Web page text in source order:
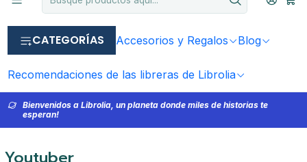
CATEGORÍAS Accesorios y Regalos Blog
Recomendaciones de las libreras de Librolia
Bienvenidos a Librolia, un planeta donde miles de historias te
esperan!
Youtuber